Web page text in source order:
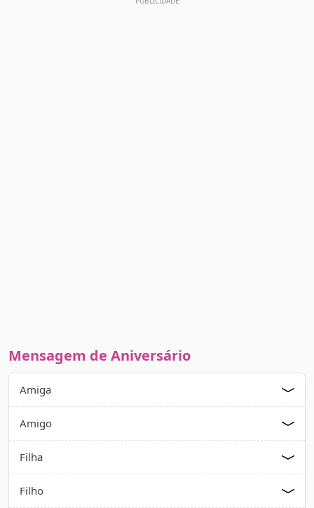
Mensagem de Aniversário
Amiga
Amigo
Filha
Filho